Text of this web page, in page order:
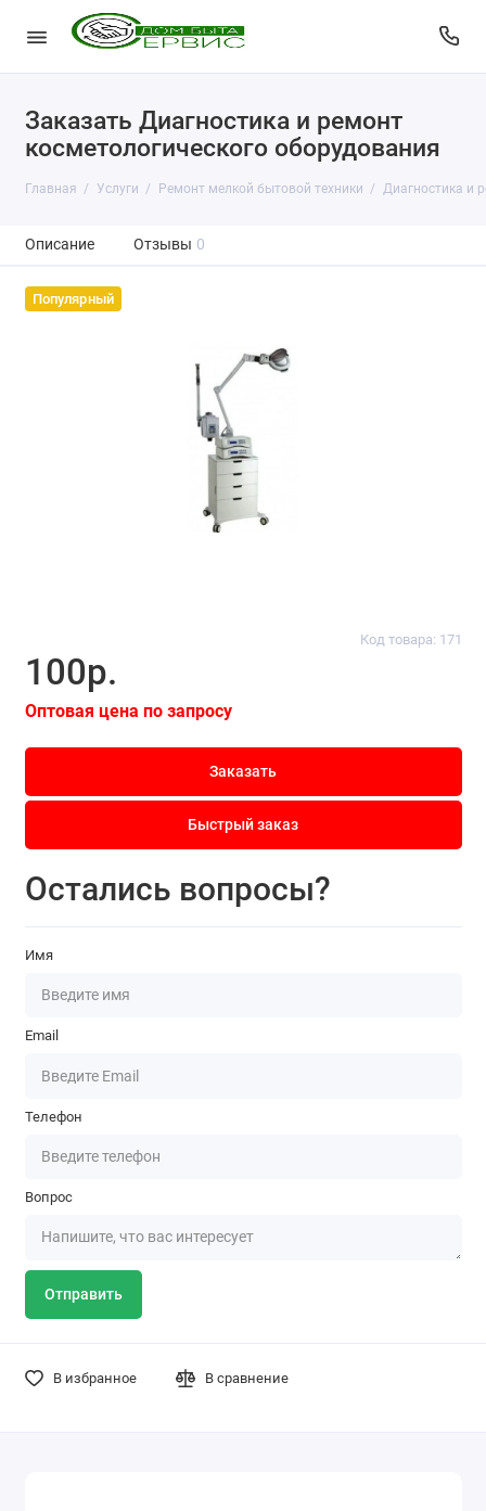
Заказать Диагностика и ремонт
косметологического оборудования
Главная Услуги Ремонт мелкой бытовой техники Диагностика и
Описание Отзывы 0
Популярный
Код товара: 171
100р.
Оптовая цена по запросу
Заказать
Быстрый заказ
Остались вопросы?
Имя
Email
Телефон
Вопрос
Отправить
В избранное В сравнение